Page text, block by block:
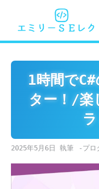
content
1時間で
ター！/楽
2025年5月6日 -プロ